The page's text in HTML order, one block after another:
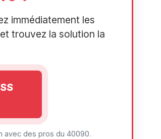
immédiatement les
trouvez la solution la
avec des pros du 40090.